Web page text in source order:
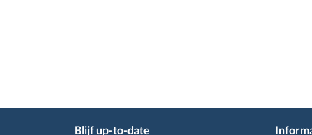
Blijf up-to-date